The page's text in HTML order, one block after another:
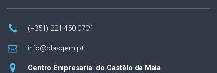
(+351) 221 450 070(*)
info@blasqem.pt
Centro Empresarial do Castêlo da Maia